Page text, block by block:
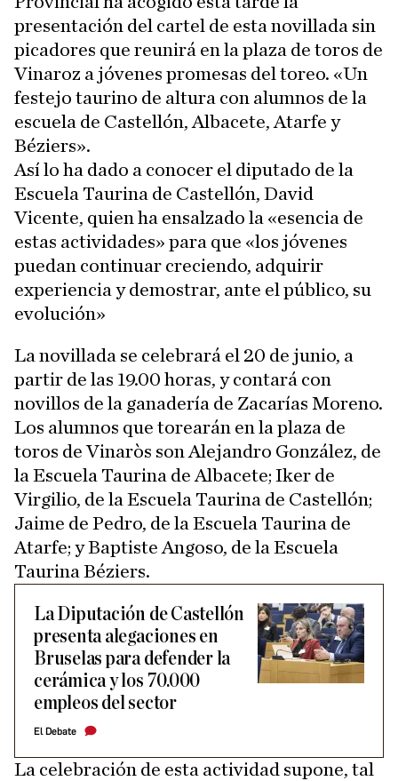
presentación del cartel de esta novillada sin
picadores que reunirá en la plaza de toros de
Vinaroz a jóvenes promesas del toreo. «Un
festejo taurino de altura con alumnos de la
escuela de Castellón, Albacete, Atarfe y
Béziers».
Así lo ha dado a conocer el diputado de la
Escuela Taurina de Castellón, David
Vicente, quien ha ensalzado la «esencia de
estas actividades» para que «los jóvenes
puedan continuar creciendo, adquirir
experiencia y demostrar, ante el público, su
evolución»
La novillada se celebrará el 20 de junio, a
partir de las 19.00 horas, y contará con
novillos de la ganadería de Zacarías Moreno.
Los alumnos que torearán en la plaza de
toros de Vinaròs son Alejandro González, de
la Escuela Taurina de Albacete; Iker de
Virgilio, de la Escuela Taurina de Castellón;
Jaime de Pedro, de la Escuela Taurina de
Atarfe; y Baptiste Angoso, de la Escuela
Taurina Béziers.
La Diputación de Castellón
presenta alegaciones en
Bruselas para defender la
cerámica y los 70.000
empleos del sector
El Debate
La celebración de esta actividad supone, tal